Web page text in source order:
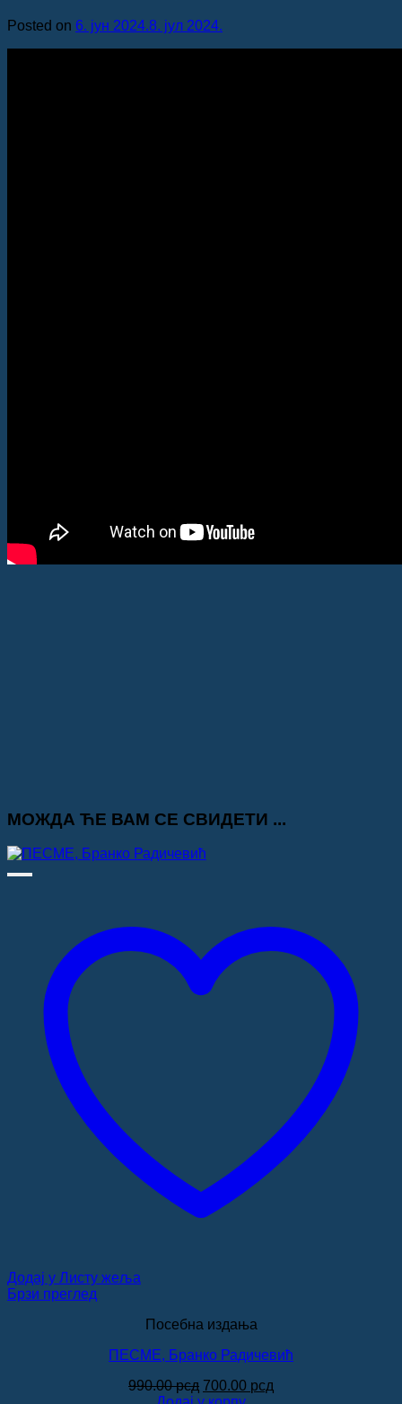
Posted on 6. јун 2024.8. јул 2024.
МОЖДА ЋЕ ВАМ СЕ СВИДЕТИ ...
Додај у Листу жеља
Брзи преглед
Посебна издања
ПЕСМЕ, Бранко Радичевић
990.00рсд Оригинална
700.00 рсд